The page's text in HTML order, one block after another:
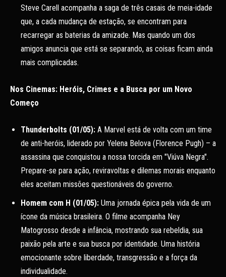
Steve Carell acompanha a saga de três casais de meia-idade
que, a cada mudança de estação, se encontram para
recarregar as baterias da amizade. Mas quando um dos
amigos anuncia que está se separando, as coisas ficam ainda
mais complicadas.
Nos Cinemas: Heróis, Crimes e a Busca por um Novo
Começo
Thunderbolts (01/05): A Marvel está de volta com um time
de anti-heróis, liderado por Yelena Belova (Florence Pugh) – a
assassina que conquistou a nossa torcida em "Viúva Negra".
Prepare-se para ação, reviravoltas e dilemas morais enquanto
eles aceitam missões questionáveis do governo.
Homem com H (01/05): Uma jornada épica pela vida de um
ícone da música brasileira. O filme acompanha Ney
Matogrosso desde a infância, mostrando sua rebeldia, sua
paixão pela arte e sua busca por identidade. Uma história
emocionante sobre liberdade, transgressão e a força da
individualidade.